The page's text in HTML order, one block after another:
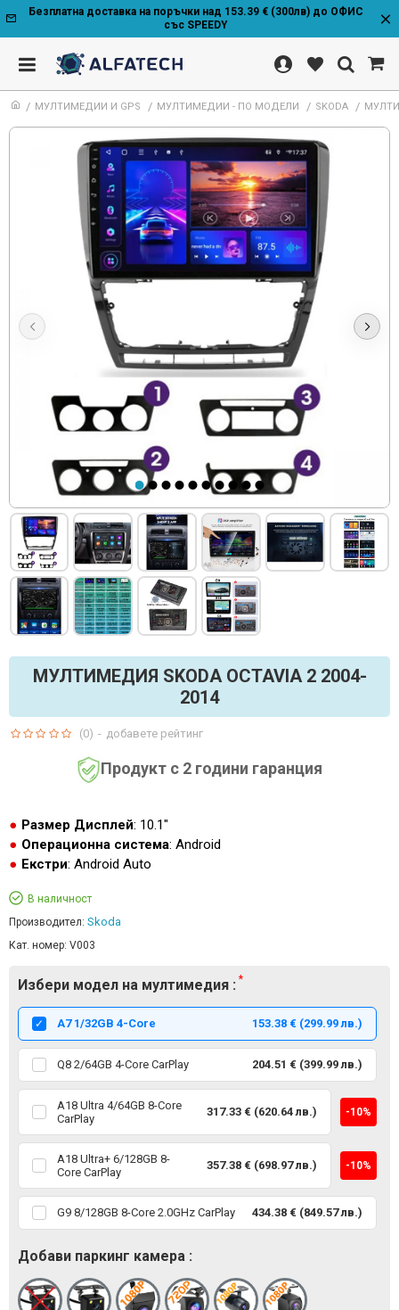
Безплатна доставка на поръчки над 153.39 € (300лв) до ОФИС
със SPEEDY
МУЛТИМЕДИИ И GPS МУЛТИМЕДИИ - ПО МОДЕЛИ SKODA
МУЛТИМЕДИЯ SKODA OCTAVIA 2 2004-
2014
Продукт с 2 години гаранция
Размер Дисплей: 10.1"
Операционна система: Android
Екстри: Android Auto
В наличност
Производител: Skoda
Кат. номер: V003
(0) - добавете рейтинг
Избери модел на мултимедия :
А7 1/32GB 4-Core 153.38 € (299.99 лв.)
Q8 2/64GB 4-Core CarPlay 204.51 € (399.99 лв.)
A18 Ultra 4/64GB 8-Core
CarPlay
317.33 € (620.64 лв.) -10%
A18 Ultra+ 6/128GB 8-
Core CarPlay
357.38 € (698.97 лв.) -10%
G9 8/128GB 8-Core 2.0GHz CarPlay 434.38 € (849.57 лв.)
Добави паркинг камера :